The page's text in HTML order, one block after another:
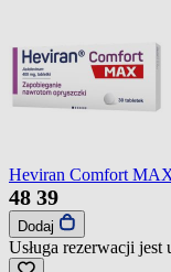
Heviran Comfort
48 39
Dodaj
Usługa rezerwacji jest